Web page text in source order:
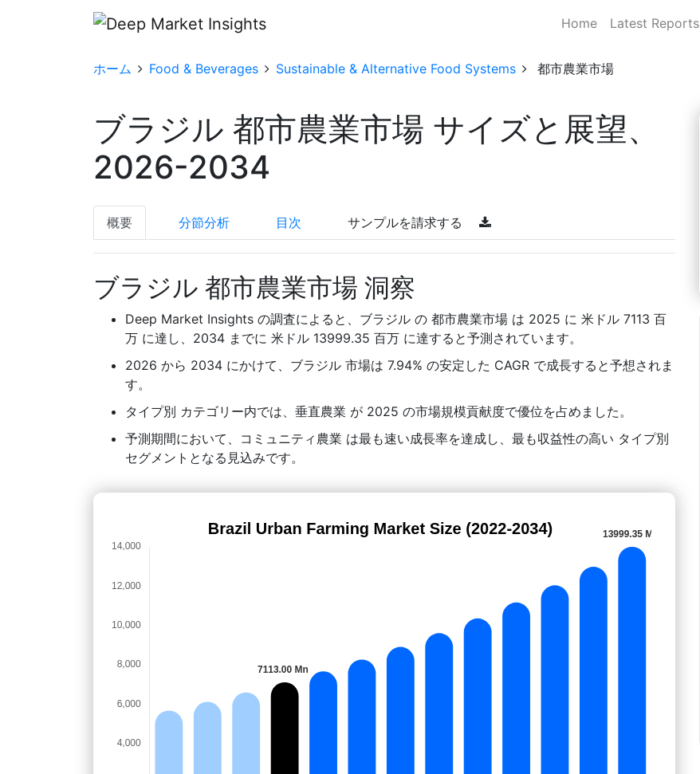
Home Latest Reports
ホーム Food & Beverages Sustainable & Alternative Food Systems 都市農業市場
ブラジル 都市農業市場 サイズと展望、
2026-2034
概要 分節分析 目次 サンプルを請求する
ブラジル 都市農業市場 洞察
Deep Market Insights の調査によると、ブラジル の 都市農業市場 は 2025 に 米ドル 7113 百
万 に達し、2034 までに 米ドル 13999.35 百万 に達すると予測されています。
2026 から 2034 にかけて、ブラジル 市場は 7.94% の安定した CAGR で成長すると予想されま
す。
タイプ別 カテゴリー内では、垂直農業 が 2025 の市場規模貢献度で優位を占めました。
予測期間において、コミュニティ農業 は最も速い成長率を達成し、最も収益性の高い タイプ別
セグメントとなる見込みです。